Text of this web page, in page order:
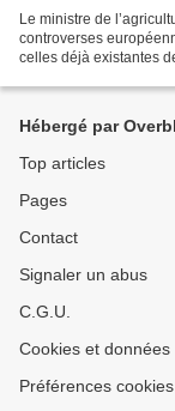
Le ministre de
controverses
celles déjà existantes
Hébergé par
Top articles
Pages
Contact
Signaler un abus
C.G.U.
Cookies et
Préférences cookies